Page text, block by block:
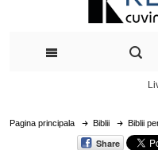
Pagina principala Biblii Biblii
Share